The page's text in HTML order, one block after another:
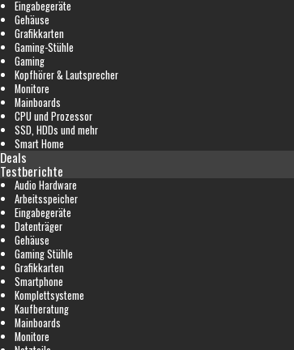
Eingabegeräte
Gehäuse
Grafikkarten
Gaming-Stühle
Gaming
Kopfhörer & Lautsprecher
Monitore
Mainboards
CPU und Prozessor
SSD, HDDs und mehr
Smart Home
Deals
Testberichte
Audio Hardware
Arbeitsspeicher
Eingabegeräte
Datenträger
Gehäuse
Gaming Stühle
Grafikkarten
Smartphone
Komplettsysteme
Kaufberatung
Mainboards
Monitore